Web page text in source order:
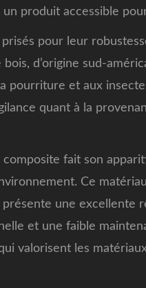
produit accessible
pour leur
d’origine sud-
pourriture et aux
quant à la
fait son
Ce
une excellente
et une faible
valorisent les